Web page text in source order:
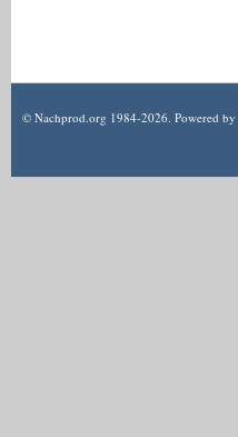
© Nachprod.org 1984-2026. Powered by